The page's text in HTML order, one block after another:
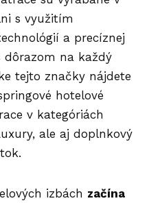
s využitím
a precíznej
dôrazom na každý
tejto značky nájdete
hotelové
v kategóriách
ale aj doplnkový
izbách začína